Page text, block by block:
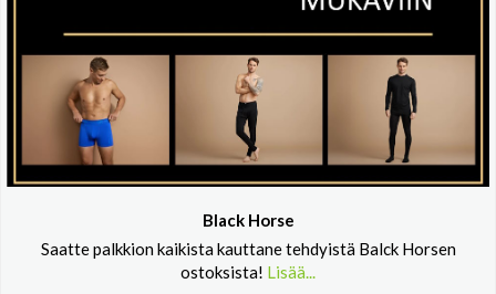
Black Horse
Saatte palkkion kaikista kauttane tehdyistä Balck Horsen
ostoksista! Lisää...